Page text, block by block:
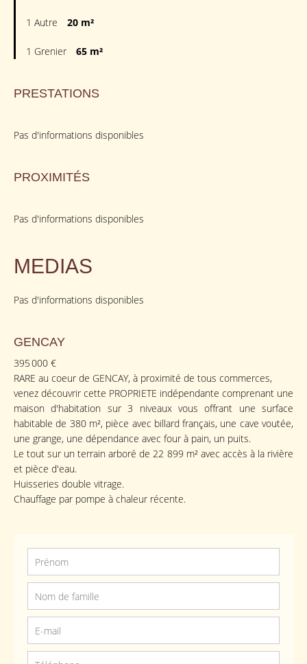
1 Autre 20 m²
1 Grenier 65 m²
PRESTATIONS
Pas d'informations disponibles
PROXIMITÉS
Pas d'informations disponibles
MEDIAS
Pas d'informations disponibles
GENCAY
395 000 €
RARE au coeur de GENCAY, à proximité de tous commerces,
venez découvrir cette PROPRIETE indépendante comprenant une
maison d'habitation sur 3 niveaux vous offrant une surface
habitable de 380 m², pièce avec billard français, une cave voutée,
une grange, une dépendance avec four à pain, un puits.
Le tout sur un terrain arboré de 22 899 m² avec accès à la rivière
et pièce d'eau.
Huisseries double vitrage.
Chauffage par pompe à chaleur récente.